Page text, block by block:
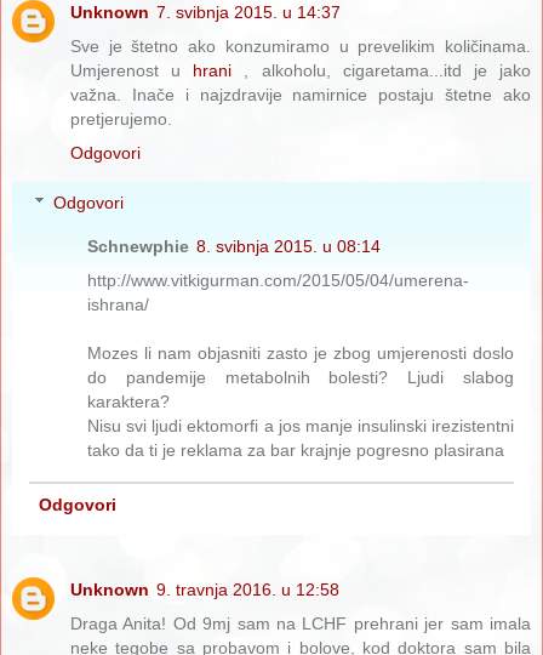
Unknown 7. svibnja 2015. u 14:37
Sve je štetno ako konzumiramo u prevelikim količinama.
Umjerenost u hrani , alkoholu, cigaretama...itd je jako
važna. Inače i najzdravije namirnice postaju štetne ako
pretjerujemo.
Odgovori
Odgovori
Schnewphie 8. svibnja 2015. u 08:14
http://www.vitkigurman.com/2015/05/04/umerena-
ishrana/
Mozes li nam objasniti zasto je zbog umjerenosti doslo
do pandemije metabolnih bolesti? Ljudi slabog
karaktera?
Nisu svi ljudi ektomorfi a jos manje insulinski irezistentni
tako da ti je reklama za bar krajnje pogresno plasirana
Odgovori
Unknown 9. travnja 2016. u 12:58
Draga Anita! Od 9mj sam na LCHF prehrani jer sam imala
neke tegobe sa probavom i bolove, kod doktora sam bila